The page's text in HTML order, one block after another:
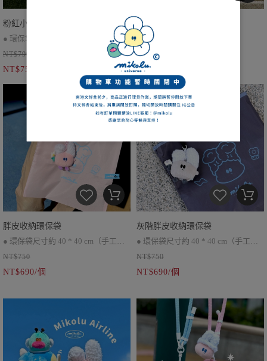
粉紅小花盆栽收納環保袋
● 環保袋尺寸約 40 * 40 cm（手工測
量會有些許誤差）
● 折疊後可收納於盆栽內
● 環保袋與盆栽可分開使用
● 因批次不同，環保袋會有顏色上的
NT$790
NT$750/盆
彩虹小花杯套
✦ 可調節提繩約 40 cm
✦ 可水洗（O）
NT$490
NT$450/個
胖皮收納環保袋
● 環保袋尺寸約 40 * 40 cm（手工測
量會有些許誤差）
● 折疊後可收納於肚子內
NT$750
NT$690/個
灰階胖皮收納環保袋
● 環保袋尺寸約 40 * 40 cm（手工測
量會有些許誤差）
● 折疊後可收納於肚子內
● 因批次不同，環保袋會有顏色上的
NT$750
NT$690/個